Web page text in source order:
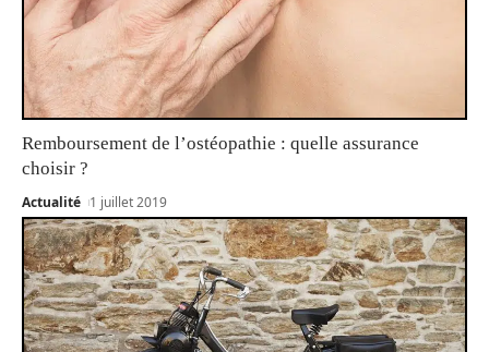
Remboursement de l’ostéopathie : quelle assurance
choisir ?
Actualité 1 juillet 2019